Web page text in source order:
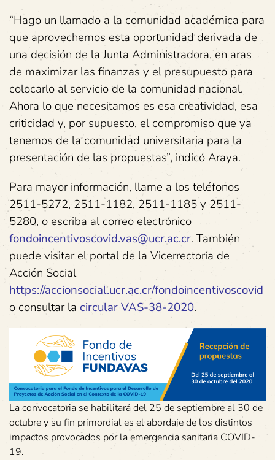
“Hago un llamado a la comunidad académica para
que aprovechemos esta oportunidad derivada de
una decisión de la Junta Administradora, en aras
de maximizar las finanzas y el presupuesto para
colocarlo al servicio de la comunidad nacional.
Ahora lo que necesitamos es esa creatividad, esa
criticidad y, por supuesto, el compromiso que ya
tenemos de la comunidad universitaria para la
presentación de las propuestas”, indicó Araya.
Para mayor información, llame a los teléfonos
2511-5272, 2511-1182, 2511-1185 y 2511-
5280, o escriba al correo electrónico
fondoincentivoscovid.vas@ucr.ac.cr. También
puede visitar el portal de la Vicerrectoría de
Acción Social
https://accionsocial.ucr.ac.cr/fondoincentivoscovid
o consultar la circular VAS-38-2020.
La convocatoria se habilitará del 25 de septiembre al 30 de
octubre y su fin primordial es el abordaje de los distintos
impactos provocados por la emergencia sanitaria COVID-
19.